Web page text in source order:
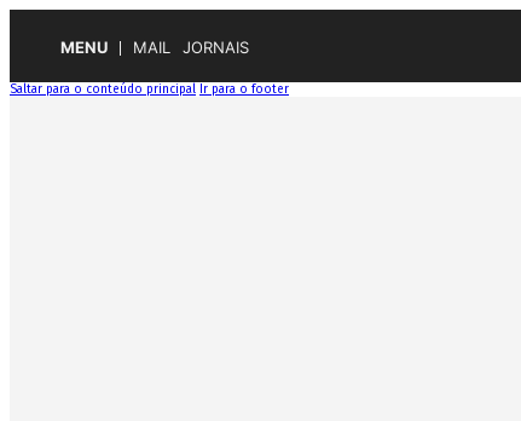
MENU MAIL JORNAIS
Saltar para o conteúdo principal Ir para o footer